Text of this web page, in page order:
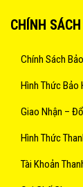
CHÍNH
Chính Sách
Hình Thức Bảo
Giao Nhận –
Hình Thức
Tài Khoản